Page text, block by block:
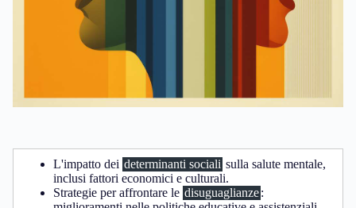
L'impatto dei determinanti sociali sulla salute mentale,
inclusi fattori economici e culturali.
Strategie per affrontare le disuguaglianze: